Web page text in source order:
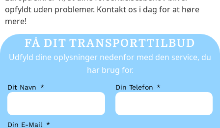
opfyldt uden problemer. Kontakt os i dag for at høre
mere!
FÅ DIT TRANSPORTTILBUD
Udfyld dine oplysninger nedenfor med den service, du
har brug for.
Dit Navn Din Telefon
Din E-Mail